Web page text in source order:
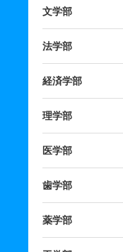
文学部
法学部
経済学部
理学部
医学部
歯学部
薬学部